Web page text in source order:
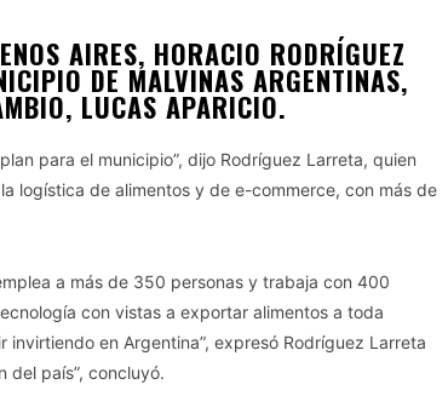
AIRES, HORACIO RODRÍGUEZ
DE MALVINAS ARGENTINAS,
LUCAS APARICIO.
para el municipio”, dijo Rodríguez Larreta, quien
logística de alimentos y de e-commerce, con más de
a más de 350 personas y trabaja con 400
con vistas a exportar alimentos a toda
invirtiendo en Argentina”, expresó Rodríguez Larreta
del país”, concluyó.